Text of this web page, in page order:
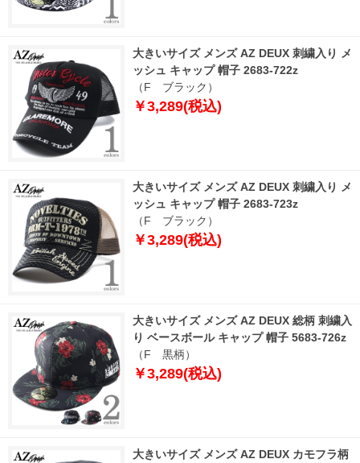
大きいサイズ メンズ AZ DEUX 刺繍入り メ
ッシュ キャップ 帽子 2683-722z
（F ブラック）
￥3,289(税込)
大きいサイズ メンズ AZ DEUX 刺繍入り メ
ッシュ キャップ 帽子 2683-723z
（F ブラック）
￥3,289(税込)
大きいサイズ メンズ AZ DEUX 総柄 刺繍入
り ベースボール キャップ 帽子 5683-726z
（F 黒柄）
￥3,289(税込)
大きいサイズ メンズ AZ DEUX カモフラ柄